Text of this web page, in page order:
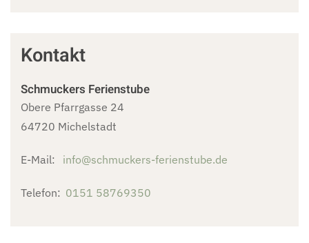
Kontakt
Schmuckers Ferienstube
Obere Pfarrgasse 24
64720 Michelstadt
E-Mail: info@schmuckers-ferienstube.de
Telefon: 0151 58769350